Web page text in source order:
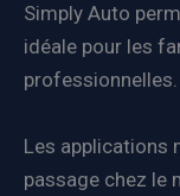
Simply Auto
idéale pour les
professionnelles.
Les applications
passage chez le